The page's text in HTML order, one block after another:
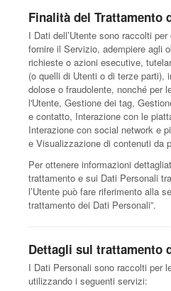
Finalità del Trattamento
I Dati dell’Utente sono raccolti
fornire il Servizio, adempiere agli
richieste o azioni esecutive,
(o quelli di Utenti o di terze parti),
dolose o fraudolente, nonché per
l'Utente, Gestione dei tag,
e contatto, Interazione con le
Interazione con social network e
e Visualizzazione di contenuti da
Per ottenere informazioni
trattamento e sui Dati Personali
l’Utente può fare riferimento alla
trattamento dei Dati Personali”.
Dettagli sul trattamento
I Dati Personali sono raccolti per
utilizzando i seguenti servizi: